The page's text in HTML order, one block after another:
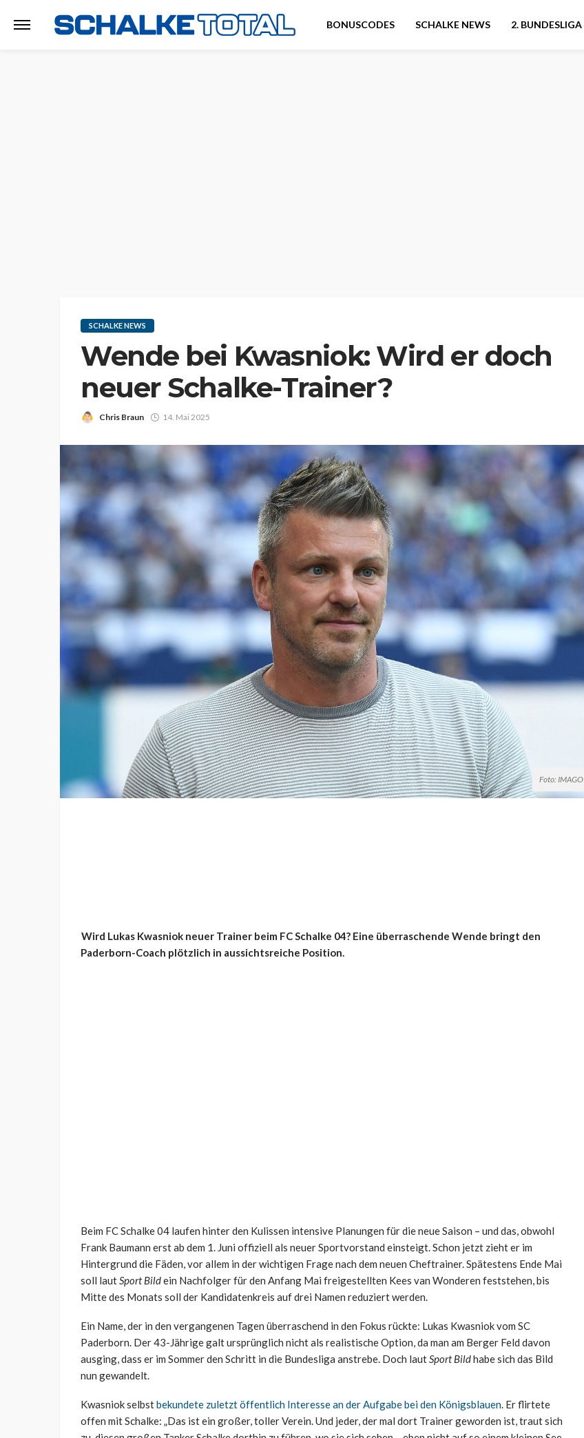
BONUSCODES SCHALKE NEWS 2. BUNDESLIGA
SCHALKE NEWS
Wende bei Kwasniok: Wird er doch
neuer Schalke-Trainer?
Chris Braun 14. Mai 2025
Foto: IMAGO
Wird Lukas Kwasniok neuer Trainer beim FC Schalke 04? Eine überraschende Wende bringt den
Paderborn-Coach plötzlich in aussichtsreiche Position.
Beim FC Schalke 04 laufen hinter den Kulissen intensive Planungen für die neue Saison – und das, obwohl
Frank Baumann erst ab dem 1. Juni offiziell als neuer Sportvorstand einsteigt. Schon jetzt zieht er im
Hintergrund die Fäden, vor allem in der wichtigen Frage nach dem neuen Cheftrainer. Spätestens Ende Mai
soll lautSport Bildein Nachfolger für den Anfang Mai freigestellten Kees van Wonderen feststehen, bis
Mitte des Monats soll der Kandidatenkreis auf drei Namen reduziert werden.
Ein Name, der in den vergangenen Tagen überraschend in den Fokus rückte: Lukas Kwasniok vom SC
Paderborn. Der 43-Jährige galt ursprünglich nicht als realistische Option, da man am Berger Feld davon
ausging, dass er im Sommer den Schritt in die Bundesliga anstrebe. Doch lautSport Bildhabe sich das Bild
nun gewandelt.
Kwasniok selbstbekundete zuletzt öffentlich Interesse an der Aufgabe bei den Königsblauen. Er flirtete
offen mit Schalke: „Das ist ein großer, toller Verein. Und jeder, der mal dort Trainer geworden ist, traut sich